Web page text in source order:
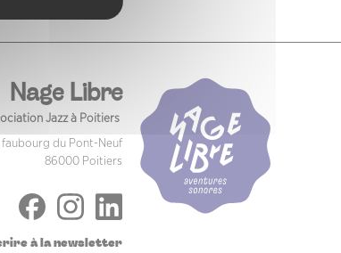
Nage Libre
Jazz à Poitiers
faubourg du Pont-Neuf
86000 Poitiers
à la newsletter